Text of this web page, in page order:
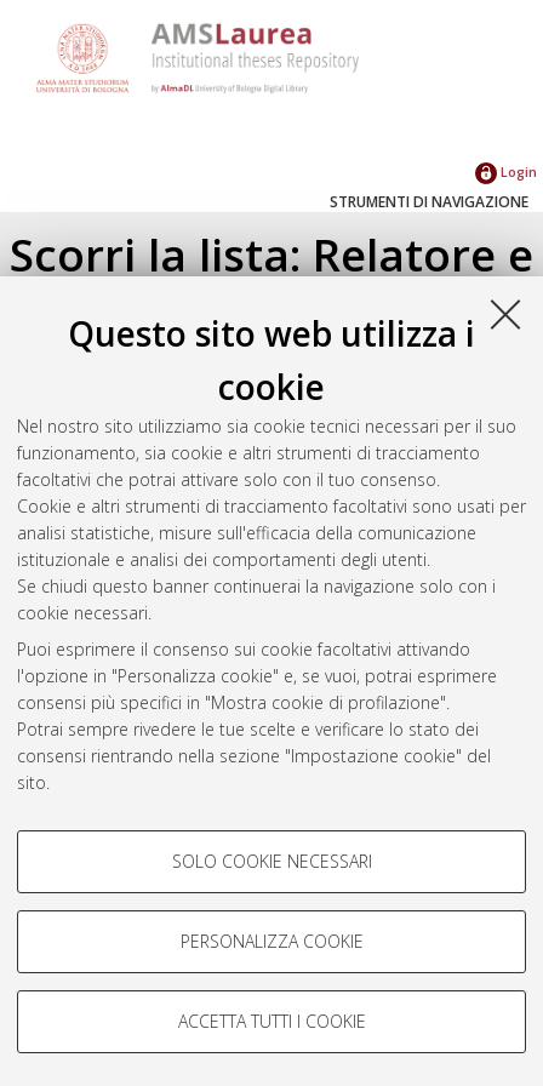
Questo sito web utilizza i
cookie
Nel nostro sito utilizziamo sia cookie tecnici necessari per il suo
funzionamento, sia cookie e altri strumenti di tracciamento
facoltativi che potrai attivare solo con il tuo consenso.
Cookie e altri strumenti di tracciamento facoltativi sono usati per
analisi statistiche, misure sull'efficacia della comunicazione
istituzionale e analisi dei comportamenti degli utenti.
Se chiudi questo banner continuerai la navigazione solo con i
cookie necessari.
Puoi esprimere il consenso sui cookie facoltativi attivando
l'opzione in "Personalizza cookie" e, se vuoi, potrai esprimere
consensi più specifici in "Mostra cookie di profilazione".
Potrai sempre rivedere le tue scelte e verificare lo stato dei
consensi rientrando nella sezione "Impostazione cookie" del
sito.
COOKIE DI PROFILAZIONE -
Si tratta di cookie utilizzati per analizzare le caratteristiche della
navigazione degli utenti, creare profili in base al loro comportamento
Mostra cookie di profilazione
COOKIE TECNICI - NECESSARI
SOLO COOKIE NECESSARI
PERSONALIZZA COOKIE
ACCETTA TUTTI I COOKIE
Login
STRUMENTI DI NAVIGAZIONE
Scorri la lista: Relatore e
Correlatore
Seleziona un valore dall'elenco sottostante.
2019(1)
2018(2)
2017 (5)
Atom
Rss 1.0
Rss 2.0
AMS Laurea
Servizio implementato e gestito da AlmaDL
Informativa sulla privacy
Condizioni d’uso del sito
© ALMA MATER STUDIORUM - Università di Bologna, 2007-2026.